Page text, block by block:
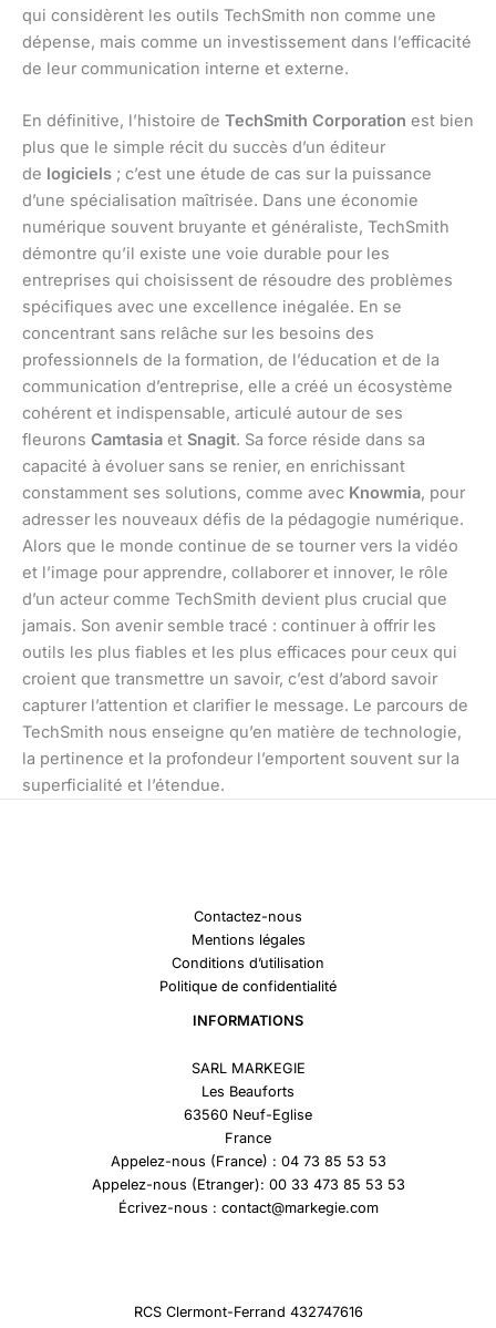
qui considèrent les outils TechSmith non comme une
dépense, mais comme un investissement dans l’efficacité
de leur communication interne et externe.
En définitive, l’histoire de TechSmith Corporation est bien
plus que le simple récit du succès d’un éditeur
de logiciels ; c’est une étude de cas sur la puissance
d’une spécialisation maîtrisée. Dans une économie
numérique souvent bruyante et généraliste, TechSmith
démontre qu’il existe une voie durable pour les
entreprises qui choisissent de résoudre des problèmes
spécifiques avec une excellence inégalée. En se
concentrant sans relâche sur les besoins des
professionnels de la formation, de l’éducation et de la
communication d’entreprise, elle a créé un écosystème
cohérent et indispensable, articulé autour de ses
fleurons Camtasia et Snagit. Sa force réside dans sa
capacité à évoluer sans se renier, en enrichissant
constamment ses solutions, comme avec Knowmia, pour
adresser les nouveaux défis de la pédagogie numérique.
Alors que le monde continue de se tourner vers la vidéo
et l’image pour apprendre, collaborer et innover, le rôle
d’un acteur comme TechSmith devient plus crucial que
jamais. Son avenir semble tracé : continuer à offrir les
outils les plus fiables et les plus efficaces pour ceux qui
croient que transmettre un savoir, c’est d’abord savoir
capturer l’attention et clarifier le message. Le parcours de
TechSmith nous enseigne qu’en matière de technologie,
la pertinence et la profondeur l’emportent souvent sur la
superficialité et l’étendue.
Contactez-nous
Mentions légales
Conditions d’utilisation
Politique de confidentialité
INFORMATIONS
SARL MARKEGIE
Les Beauforts
63560 Neuf-Eglise
France
Appelez-nous (France) : 04 73 85 53 53
Appelez-nous (Etranger): 00 33 473 85 53 53
Écrivez-nous : contact@markegie.com
RCS Clermont-Ferrand 432747616